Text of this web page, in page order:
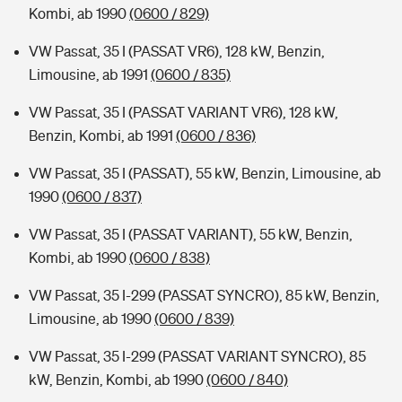
Kombi, ab 1990(0600 / 829)
VW Passat, 35 I (PASSAT VR6), 128 kW, Benzin,
Limousine, ab 1991 (0600 / 835)
VW Passat, 35 I (PASSAT VARIANT VR6), 128 kW,
Benzin, Kombi, ab 1991 (0600 / 836)
VW Passat, 35 I (PASSAT), 55 kW, Benzin, Limousine, ab
1990(0600 / 837)
VW Passat, 35 I (PASSAT VARIANT), 55 kW, Benzin,
Kombi, ab 1990(0600 / 838)
VW Passat, 35 I-299 (PASSAT SYNCRO), 85 kW, Benzin,
Limousine, ab 1990(0600 / 839)
VW Passat, 35 I-299 (PASSAT VARIANT SYNCRO), 85
kW, Benzin, Kombi, ab 1990(0600 / 840)